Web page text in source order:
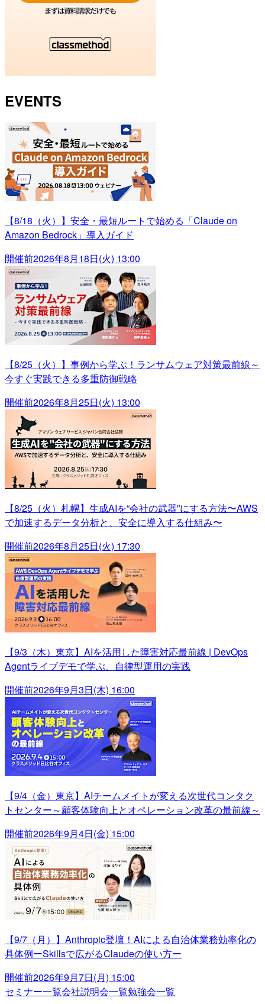
EVENTS
【8/18（火）】安全・最短ルートで始める「Claude on
Amazon Bedrock」導入ガイド
開催前2026年8月18日(火) 13:00
【8/25（火）】事例から学ぶ！ランサムウェア対策最前線～
今すぐ実践できる多重防御戦略
開催前2026年8月25日(火) 13:00
【8/25（火）札幌】生成AIを“会社の武器”にする方法〜AWS
で加速するデータ分析と、安全に導入する仕組み〜
開催前2026年8月25日(火) 17:30
【9/3（木）東京】AIを活用した障害対応最前線 | DevOps
Agentライブデモで学ぶ、自律型運用の実践
開催前2026年9月3日(木) 16:00
【9/4（金）東京】AIチームメイトが変える次世代コンタク
トセンター～顧客体験向上とオペレーション改革の最前線～
開催前2026年9月4日(金) 15:00
【9/7（月）】Anthropic登壇！AIによる自治体業務効率化の
具体例ーSkillsで広がるClaudeの使い方ー
開催前2026年9月7日(月) 15:00
セミナー一覧会社説明会一覧勉強会一覧